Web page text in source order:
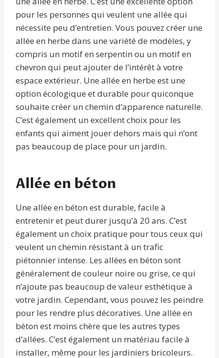
pour les personnes qui veulent une allée qui
nécessite peu d’entretien. Vous pouvez créer une
allée en herbe dans une variété de modèles, y
compris un motif en serpentin ou un motif en
chevron qui peut ajouter de l’intérêt à votre
espace extérieur. Une allée en herbe est une
option écologique et durable pour quiconque
souhaite créer un chemin d’apparence naturelle.
C’est également un excellent choix pour les
enfants qui aiment jouer dehors mais qui n’ont
pas beaucoup de place pour un jardin.
Allée en béton
Une allée en béton est durable, facile à
entretenir et peut durer jusqu’à 20 ans. C’est
également un choix pratique pour tous ceux qui
veulent un chemin résistant à un trafic
piétonnier intense. Les allées en béton sont
généralement de couleur noire ou grise, ce qui
n’ajoute pas beaucoup de valeur esthétique à
votre jardin. Cependant, vous pouvez les peindre
pour les rendre plus décoratives. Une allée en
béton est moins chère que les autres types
d’allées. C’est également un matériau facile à
installer, même pour les jardiniers bricoleurs.